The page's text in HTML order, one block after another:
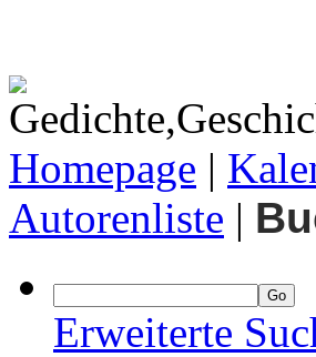
Homepage |
Autorenliste |
Erweiterte